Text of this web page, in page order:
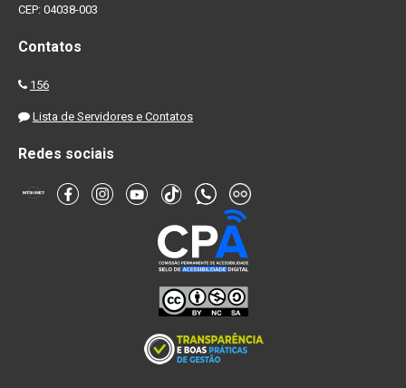
CEP: 04038-003
Contatos
156
Lista de Servidores e Contatos
Redes sociais